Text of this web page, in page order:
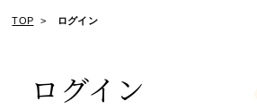
TOP ログイン
ログイン